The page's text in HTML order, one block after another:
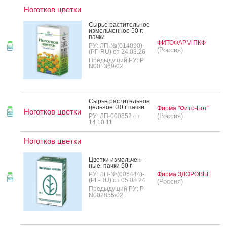
Ноготков цветки
Сырье рас­ти­тель­ное
из­мель­чен­ное 50 г:
пач­ки
РУ: ЛП-№(014090)-
(РГ-RU) от 24.03.26
Предыдущий РУ: Р
N001369/02
ФИТОФАРМ ПКФ
(Россия)
Ноготков цветки
Сырье рас­ти­тель­ное
цель­ное: 30 г пач­ки
РУ: ЛП-000852 от
14.10.11
Фирма "Фито-Бот"
(Россия)
Ноготков цветки
Цвет­ки из­мель­чен­
ные: пач­ки 50 г
РУ: ЛП-№(006444)-
(РГ-RU) от 05.08.24
Предыдущий РУ: Р
N002855/02
Фирма ЗДОРОВЬЕ
(Россия)